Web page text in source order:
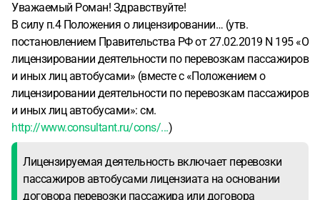
Уважаемый Роман! Здравствуйте!
В силу п.4 Положения о лицензировании… (утв.
постановлением Правительства РФ от 27.02.2019 N 195 «О
лицензировании деятельности по перевозкам пассажиров
и иных лиц автобусами» (вместе с «Положением о
лицензировании деятельности по перевозкам пассажиров
и иных лиц автобусами»: см.
http://www.consultant.ru/cons/...)
Лицензируемая деятельность включает перевозки
пассажиров автобусами лицензиата на основании
договора перевозки пассажира или договора